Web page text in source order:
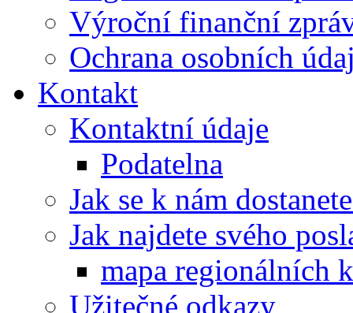
Výroční finanční
Ochrana osobních
Kontakt
Kontaktní údaje
Podatelna
Jak se k nám
Jak najdete svého
mapa regionálních
Užitečné odkazy